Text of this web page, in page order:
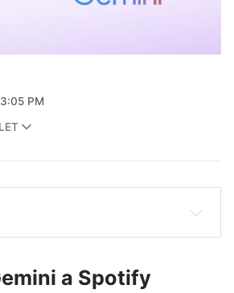
3:05 PM
od Googlu, se propojuje se
mohou pomocí hlasových
a Spotify